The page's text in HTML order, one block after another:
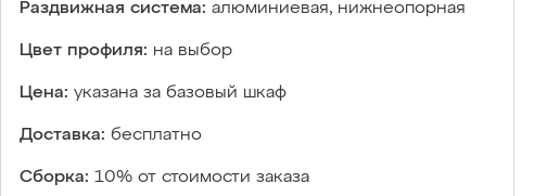
Раздвижная система: алюминиевая, нижнеопорная
Цвет профиля: на выбор
Цена: указана за базовый шкаф
Доставка: бесплатно
Сборка: 10% от стоимости заказа